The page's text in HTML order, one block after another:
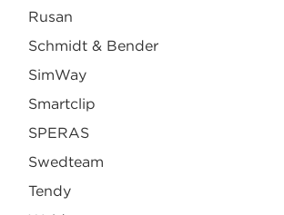
Rusan
Schmidt & Bender
SimWay
Smartclip
SPERAS
Swedteam
Tendy